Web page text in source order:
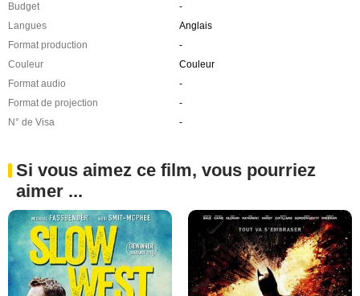
Budget
-
Langues
Anglais
Format production
-
Couleur
Couleur
Format audio
-
Format de projection
-
N° de Visa
-
Si vous aimez ce film, vous pourriez
aimer ...